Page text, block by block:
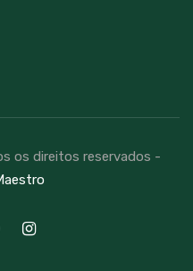
os direitos reservados -